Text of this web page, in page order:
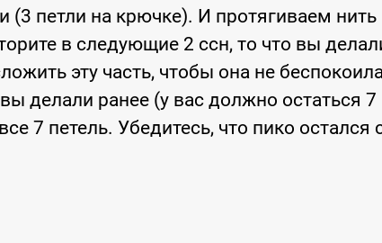
(3 петли на крючке). И протягиваем нить
в следующие 2 ссн, то что вы
эту часть, чтобы она не
делали ранее (у вас должно остаться 7
7 петель. Убедитесь, что пико остался